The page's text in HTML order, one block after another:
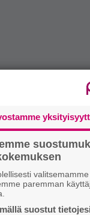
kahvitauolla
tästä.
valitsemamme
paremman
suostut